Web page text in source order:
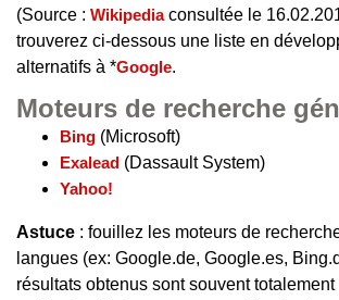
(Source : Wikipediaconsultée le
trouverez ci-dessous une liste en
alternatifs à *Google.
Moteurs de recherche
Bing (Microsoft)
Exalead (Dassault System)
Yahoo!
Astuce : fouillez les moteurs de
langues (ex: Google.de, Google.es,
résultats obtenus sont souvent totalement